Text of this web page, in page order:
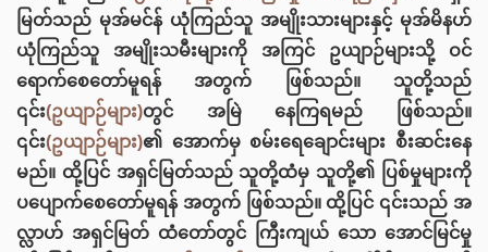
မြတ်သည် မုအ်မင်န် ယုံကြည်သူ အမျိုးသားများနှင့် မုအ်မိနဟ်
ယုံကြည်သူ အမျိုးသမီးများကို အကြင် ဥယျာဉ်များသို့ ဝင်
ရောက်စေတော်မူရန် အတွက် ဖြစ်သည်။ သူတို့သည်
၎င်း(ဥယျာဉ်များ)တွင် အမြဲ နေကြရမည် ဖြစ်သည်။
၎င်း(ဥယျာဉ်များ)၏ အောက်မှ စမ်းရေချောင်းများ စီးဆင်းနေ
မည်။ ထို့ပြင် အရှင်မြတ်သည် သူတို့ထံမှ သူတို့၏ ပြစ်မှုများကို
ပပျောက်စေတော်မူရန် အတွက် ဖြစ်သည်။ ထို့ပြင် ၎င်းသည် အ
လ္လာဟ် အရှင်မြတ် ထံတော်တွင် ကြီးကျယ် သော အောင်မြင်မှု